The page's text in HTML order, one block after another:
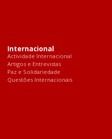
Internacional
Actividade Internacional
Artigos e Entrevistas
Paz e Solidariedade
Questões Internacionais